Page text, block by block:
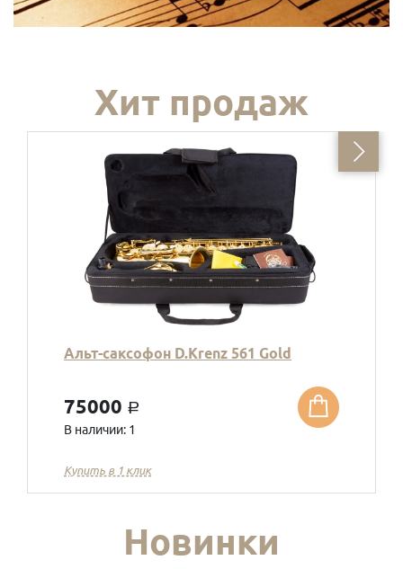
Хит продаж
Альт-саксофон D.Krenz 561 Gold
75000 a
В наличии: 1
Купить в 1 клик
Новинки